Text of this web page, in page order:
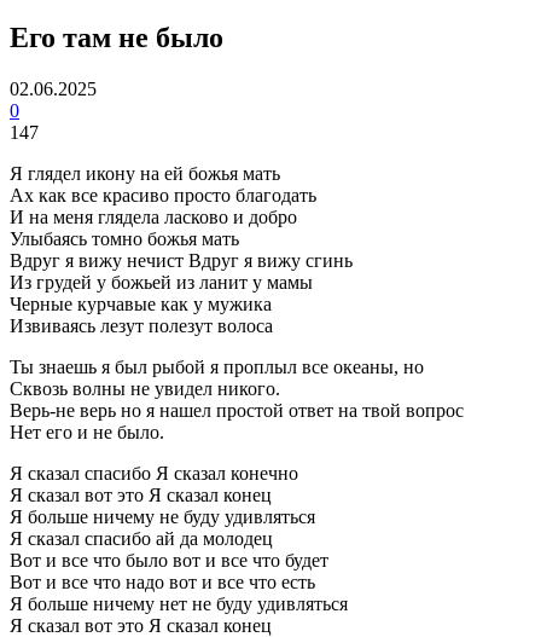
Его там не было
02.06.2025
0
147
Я глядел икону на ей божья мать
Ах как все красиво просто благодать
И на меня глядела ласково и добро
Улыбаясь томно божья мать
Вдруг я вижу нечист Вдруг я вижу сгинь
Из грудей у божьей из ланит у мамы
Черные курчавые как у мужика
Извиваясь лезут полезут волоса
Ты знаешь я был рыбой я проплыл все океаны, но
Сквозь волны не увидел никого.
Верь-не верь но я нашел простой ответ на твой вопрос
Нет его и не было.
Я сказал спасибо Я сказал конечно
Я сказал вот это Я сказал конец
Я больше ничему не буду удивляться
Я сказал спасибо ай да молодец
Вот и все что было вот и все что будет
Вот и все что надо вот и все что есть
Я больше ничему нет не буду удивляться
Я сказал вот это Я сказал конец